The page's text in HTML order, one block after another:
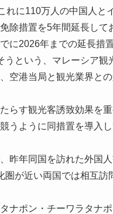
れに110万人の中国人と
除措置を5年間延長して
に2026年までの延長措
という、マレーシア観
空港当局と観光業界と
らす観光客誘致効果を
うように同措置を導入
昨年同国を訪れた外国
圏が近い両国では相互
ナポン・チーワラタナ